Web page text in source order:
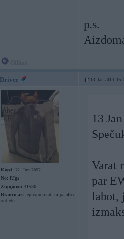
p.s.
Driver 13. Jan 2014,
Kopš: 22. Jun 2002
No: Rīga
Ziņojumi: 31536
Braucu ar: iepirkuma ratiem pa alko
outletu
13
Varat
par
labot,